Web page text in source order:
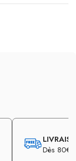
Dès 80€